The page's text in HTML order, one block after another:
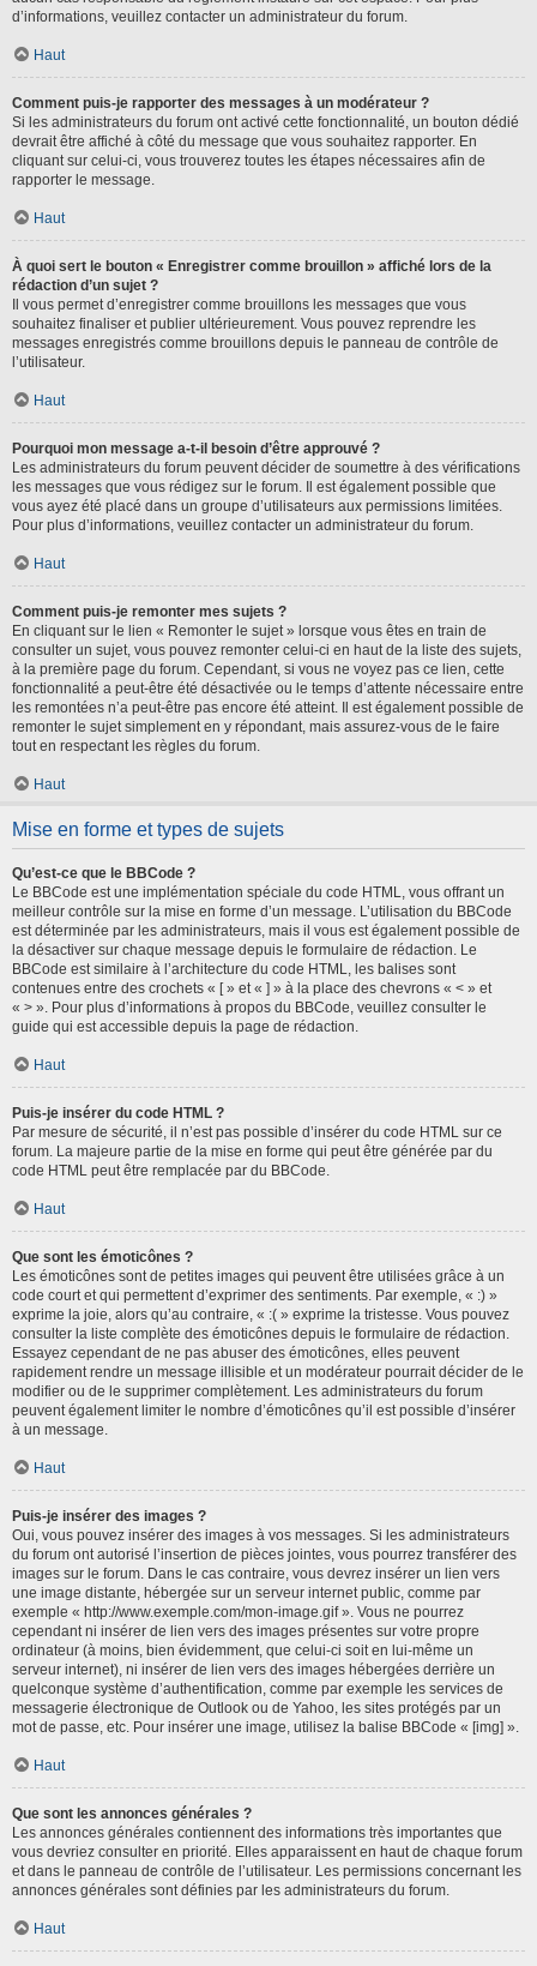
d’informations, veuillez contacter un administrateur du forum.
Haut
Comment puis-je rapporter des messages à un modérateur ?
Si les administrateurs du forum ont activé cette fonctionnalité, un bouton dédié
devrait être affiché à côté du message que vous souhaitez rapporter. En
cliquant sur celui-ci, vous trouverez toutes les étapes nécessaires afin de
rapporter le message.
Haut
À quoi sert le bouton « Enregistrer comme brouillon » affiché lors de la
rédaction d’un sujet ?
Il vous permet d’enregistrer comme brouillons les messages que vous
souhaitez finaliser et publier ultérieurement. Vous pouvez reprendre les
messages enregistrés comme brouillons depuis le panneau de contrôle de
l’utilisateur.
Haut
Pourquoi mon message a-t-il besoin d’être approuvé ?
Les administrateurs du forum peuvent décider de soumettre à des vérifications
les messages que vous rédigez sur le forum. Il est également possible que
vous ayez été placé dans un groupe d’utilisateurs aux permissions limitées.
Pour plus d’informations, veuillez contacter un administrateur du forum.
Haut
Comment puis-je remonter mes sujets ?
En cliquant sur le lien « Remonter le sujet » lorsque vous êtes en train de
consulter un sujet, vous pouvez remonter celui-ci en haut de la liste des sujets,
à la première page du forum. Cependant, si vous ne voyez pas ce lien, cette
fonctionnalité a peut-être été désactivée ou le temps d’attente nécessaire entre
les remontées n’a peut-être pas encore été atteint. Il est également possible de
remonter le sujet simplement en y répondant, mais assurez-vous de le faire
tout en respectant les règles du forum.
Haut
Mise en forme et types de sujets
Qu’est-ce que le BBCode ?
Le BBCode est une implémentation spéciale du code HTML, vous offrant un
meilleur contrôle sur la mise en forme d’un message. L’utilisation du BBCode
est déterminée par les administrateurs, mais il vous est également possible de
la désactiver sur chaque message depuis le formulaire de rédaction. Le
BBCode est similaire à l’architecture du code HTML, les balises sont
contenues entre des crochets « [ » et « ] » à la place des chevrons « < » et
« > ». Pour plus d’informations à propos du BBCode, veuillez consulter le
guide qui est accessible depuis la page de rédaction.
Haut
Puis-je insérer du code HTML ?
Par mesure de sécurité, il n’est pas possible d’insérer du code HTML sur ce
forum. La majeure partie de la mise en forme qui peut être générée par du
code HTML peut être remplacée par du BBCode.
Haut
Que sont les émoticônes ?
Les émoticônes sont de petites images qui peuvent être utilisées grâce à un
code court et qui permettent d’exprimer des sentiments. Par exemple, « :) »
exprime la joie, alors qu’au contraire, « :( » exprime la tristesse. Vous pouvez
consulter la liste complète des émoticônes depuis le formulaire de rédaction.
Essayez cependant de ne pas abuser des émoticônes, elles peuvent
rapidement rendre un message illisible et un modérateur pourrait décider de le
modifier ou de le supprimer complètement. Les administrateurs du forum
peuvent également limiter le nombre d’émoticônes qu’il est possible d’insérer
à un message.
Haut
Puis-je insérer des images ?
Oui, vous pouvez insérer des images à vos messages. Si les administrateurs
du forum ont autorisé l’insertion de pièces jointes, vous pourrez transférer des
images sur le forum. Dans le cas contraire, vous devrez insérer un lien vers
une image distante, hébergée sur un serveur internet public, comme par
exemple « http://www.exemple.com/mon-image.gif ». Vous ne pourrez
cependant ni insérer de lien vers des images présentes sur votre propre
ordinateur (à moins, bien évidemment, que celui-ci soit en lui-même un
serveur internet), ni insérer de lien vers des images hébergées derrière un
quelconque système d’authentification, comme par exemple les services de
messagerie électronique de Outlook ou de Yahoo, les sites protégés par un
mot de passe, etc. Pour insérer une image, utilisez la balise BBCode « [img] ».
Haut
Que sont les annonces générales ?
Les annonces générales contiennent des informations très importantes que
vous devriez consulter en priorité. Elles apparaissent en haut de chaque forum
et dans le panneau de contrôle de l’utilisateur. Les permissions concernant les
annonces générales sont définies par les administrateurs du forum.
Haut